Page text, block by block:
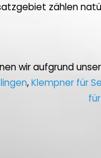
zählen
wir aufgrund
,Klempner für